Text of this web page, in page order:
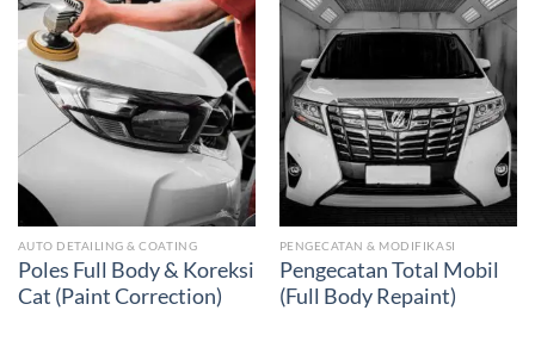
AUTO DETAILING & COATING
Poles Full Body & Koreksi
Cat (Paint Correction)
PENGECATAN & MODIFIKASI
Pengecatan Total Mobil
(Full Body Repaint)